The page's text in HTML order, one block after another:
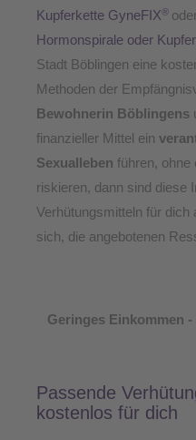
Kupferkette GyneFIX®
Hormonspirale oder
Stadt Böblingen eine
Methoden der
Bewohnerin Böblingens
finanzieller Mittel ein
Sexualleben führen, ohne
riskieren, dann sind diese
Verhütungsmitteln für dich
sich, die angebotenen
Geringes Einkommen
Passende
kostenlos für dich